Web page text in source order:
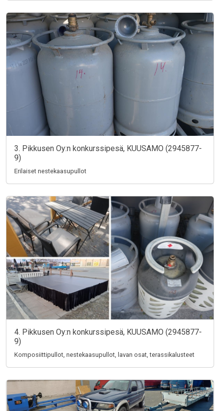
3. Pikkusen Oy:n konkurssipesä, KUUSAMO (2945877-
9)
Erilaiset nestekaasupullot
4. Pikkusen Oy:n konkurssipesä, KUUSAMO (2945877-
9)
Komposiittipullot, nestekaasupullot, lavan osat, terassikalusteet